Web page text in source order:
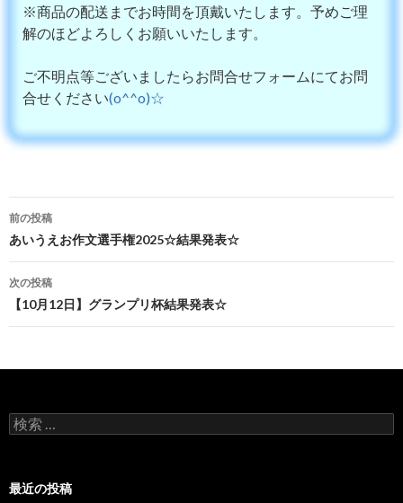
※商品の配送までお時間を頂戴いたします。予めご理
解のほどよろしくお願いいたします。
ご不明点等ございましたらお問合せフォームにてお問
合せください(o^^o)☆
投稿ナビゲーション
前の投稿
あいうえお作文選手権2025☆結果発表☆
次の投稿
【10月12日】グランプリ杯結果発表☆
検索:
最近の投稿